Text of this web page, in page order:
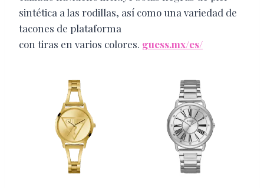
sintética a las rodillas, así como una variedad de
tacones de plataforma
con tiras en varios colores. guess.mx/es/